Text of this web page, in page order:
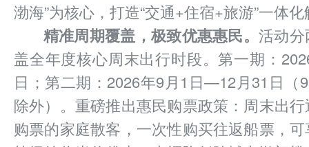
渤海”为核心，打造“交通+住宿+旅游”一体
精准周期覆盖，极致优惠惠民。活动
盖全年度核心周末出行时段。第一期：
日；第二期：2026年9月1日—12月31日
除外）。重磅推出惠民购票政策：周末出
购票的家庭散客，一次性购买往返船票，